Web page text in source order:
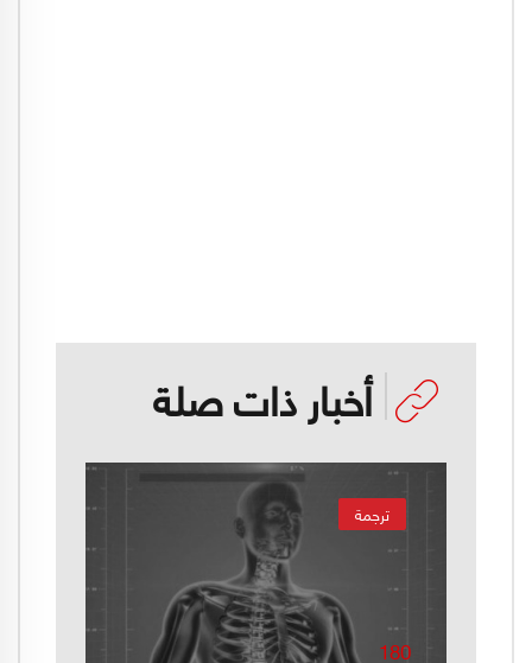
أخبار ذات صلة
ترجمة
180